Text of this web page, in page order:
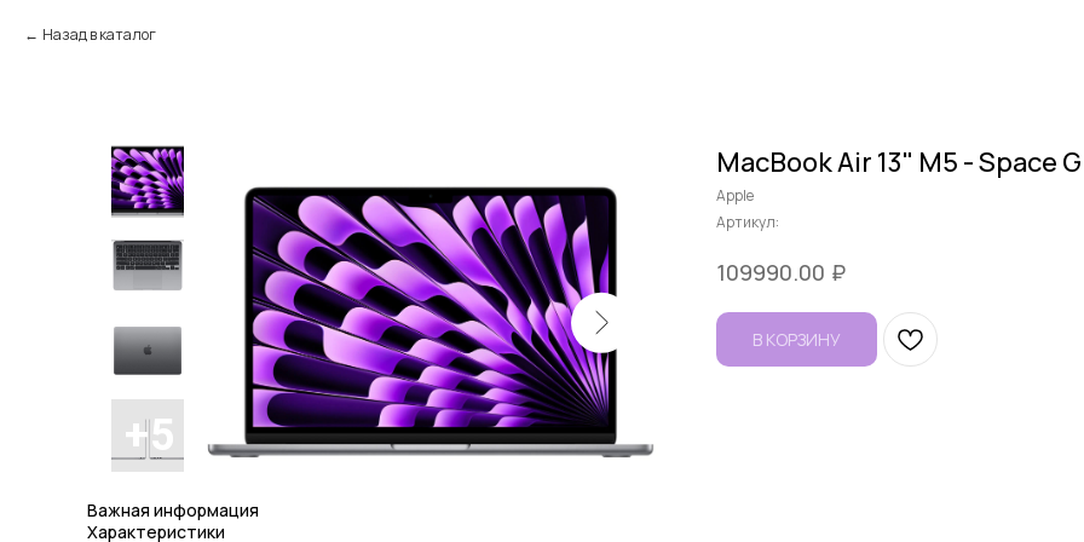
Назад в каталог
MacBook Air 13" M5 - Space
Apple
Артикул:
109990.00 ₽
В КОРЗИНУ
Важная информация
Характеристики